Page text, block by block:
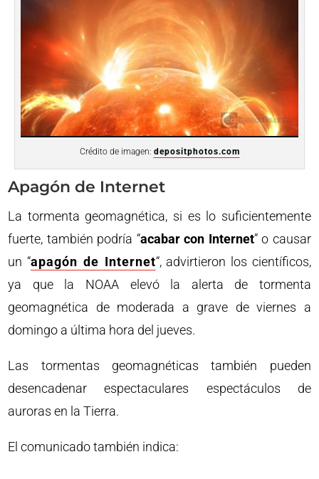
Crédito de imagen: depositphotos.com
Apagón de Internet
La tormenta geomagnética, si es lo suficientemente
fuerte, también podría “acabar con Internet” o causar
un “apagón de Internet“, advirtieron los científicos,
ya que la NOAA elevó la alerta de tormenta
geomagnética de moderada a grave de viernes a
domingo a última hora del jueves.
Las tormentas geomagnéticas también pueden
desencadenar espectaculares espectáculos de
auroras en la Tierra.
El comunicado también indica: